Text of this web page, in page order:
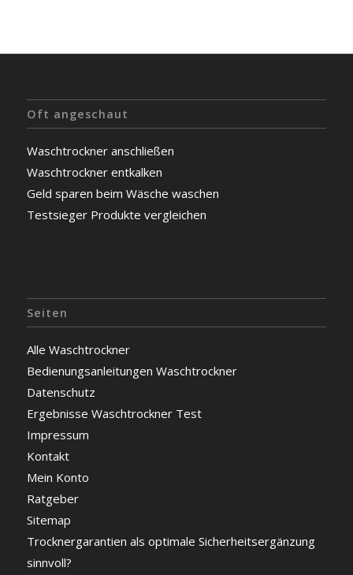
Oft angeschaut
Waschtrockner anschließen
Waschtrockner entkalken
Geld sparen beim Wäsche waschen
Testsieger Produkte vergleichen
Seiten
Alle Waschtrockner
Bedienungsanleitungen Waschtrockner
Datenschutz
Ergebnisse Waschtrockner Test
Impressum
Kontakt
Mein Konto
Ratgeber
Sitemap
Trocknergarantien als optimale Sicherheitsergänzung
sinnvoll?